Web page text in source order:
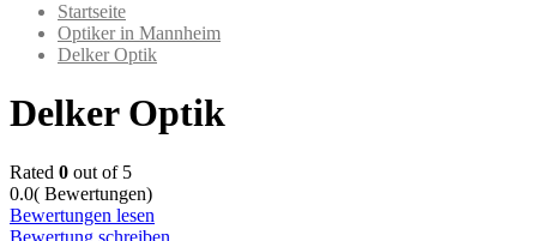
Startseite
Optiker in Mannheim
Delker Optik
Delker Optik
Rated 0 out of 5
0.0( Bewertungen)
Bewertungen lesen
Bewertung schreiben